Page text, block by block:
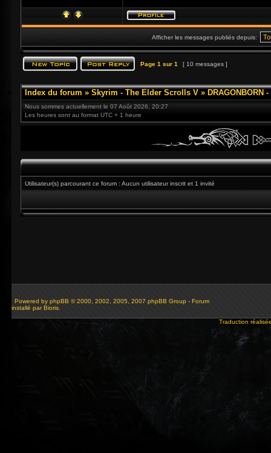
Afficher les messages publiés depuis:
Page 1 sur 1 [ 10 messages ]
Index du forum » Skyrim - The Elder Scrolls V » DRAGONBORN
Nous sommes actuellement le 07 Août 2026, 20:27
Les heures sont au format UTC + 1 heure
Utilisateur(s) parcourant ce forum : Aucun utilisateur inscrit et 1 invité
Powered by phpBB © 2000, 2002, 2005, 2007 phpBB Group - Forum
installé par Bioris.
Traduction